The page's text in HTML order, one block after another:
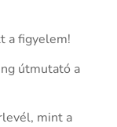
a figyelem!
útmutató a
mint a